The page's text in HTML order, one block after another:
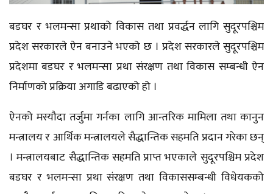
बडघर रभलमन्साप्रथाको विकास तथा प्रवर्द्धनलागि सुदूरपश्चिम
प्रदेश सरकारले ऐन बनाउने भएको छ । प्रदेश सरकारले सुदूरपश्चिम
प्रदेशमा बडघर रभलमन्सा प्रथा संरक्षण तथा विकास सम्बन्धी ऐन
निर्माणको प्रक्रिया अगाडि बढाएको हो ।
ऐनको मस्यौदा तर्जुमा गर्नका लागि आन्तरिक मामिला तथा कानुन
मन्त्रालय र आर्थिक मन्त्रालयले सैद्धान्तिक सहमति प्रदान गरेका छन्
। मन्त्रालयबाट सैद्धान्तिक सहमति प्राप्त भएकाले सुदूरपश्चिम प्रदेश
बडघर रभलमन्साप्रथा संरक्षण तथा विकाससम्बन्धी विधेयकको